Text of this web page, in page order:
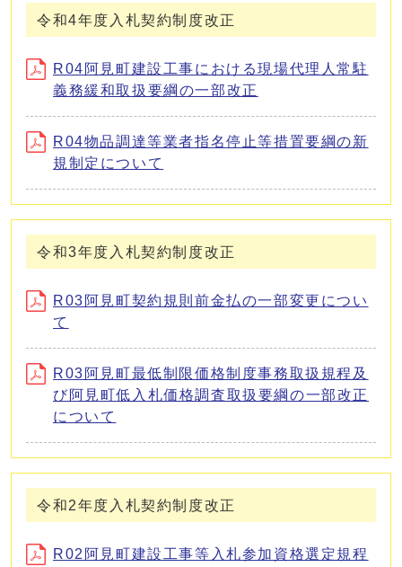
令和4年度入札契約制度改正
R04阿見町建設工事における現場代理人常駐
義務緩和取扱要綱の一部改正
R04物品調達等業者指名停止等措置要綱の新
規制定について
令和3年度入札契約制度改正
R03阿見町契約規則前金払の一部変更につい
て
R03阿見町最低制限価格制度事務取扱規程及
び阿見町低入札価格調査取扱要綱の一部改正
について
令和2年度入札契約制度改正
R02阿見町建設工事等入札参加資格選定規程